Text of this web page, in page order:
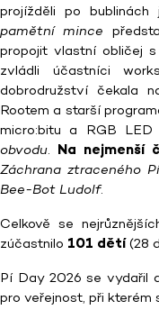
projížděli po
pamětní mince
propojit vlastní obličej
zvládli účastníci
dobrodružství čekala
Rootem a starší
micro:bitu a RGB
obvodu. Na nejmenší
Záchrana ztraceného
Bee-Bot Ludolf.
Celkově se
zúčastnilo 101 dětí(28
Pí Day 2026 se vydařil
pro veřejnost, při